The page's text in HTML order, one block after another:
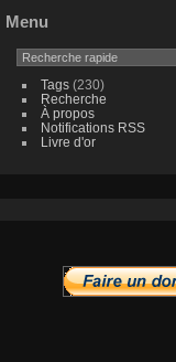
Menu
Tags(230)
Recherche
À propos
Notifications RSS
Livre d'or